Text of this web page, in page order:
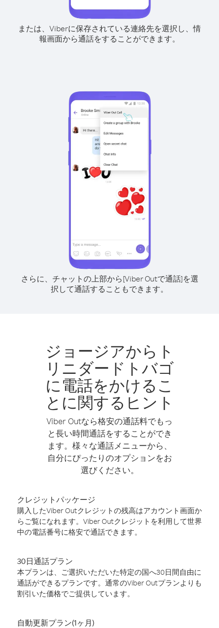
または、Viberに保存されている連絡先を選択し、情
報画面から通話をすることができます。
さらに、チャットの上部から[Viber Outで通話]を選
択して通話することもできます。
ジョージアからト
リニダードトバゴ
に電話をかけるこ
とに関するヒント
Viber Outなら格安の通話料でもっ
と長い時間通話をすることができ
ます。様々な通話メニューから、
自分にぴったりのオプションをお
選びください。
クレジットパッケージ
購入したViber Outクレジットの残高はアカウント画面か
らご覧になれます。Viber Outクレジットを利用して世界
中の電話番号に格安で通話できます。
30日通話プラン
本プランは、ご選択いただいた特定の国へ30日間自由に
通話ができるプランです。通常のViber Outプランよりも
割引いた価格でご提供しています。
自動更新プラン(1ヶ月)